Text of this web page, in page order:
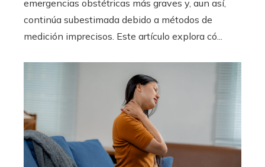
emergencias obstétricas más graves y, aun así,
continúa subestimada debido a métodos de
medición imprecisos. Este artículo explora có...